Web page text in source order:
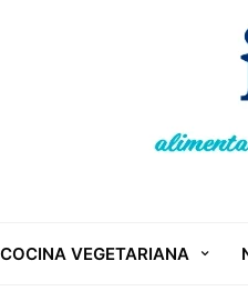
COCINA VEGETARIANA